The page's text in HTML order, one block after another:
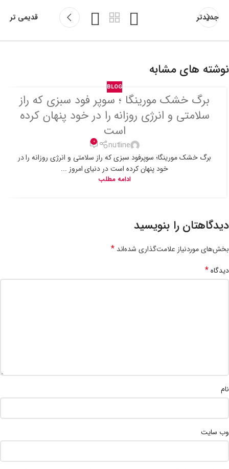
جدیدتر قدیمی تر
نوشته های مشابه
BLOG
برگ خشک مورینگا ؛ سوپر فود سبزی که راز
سلامتی و انرژی روزانه را در خود پنهان کرده
است
nutline
0
برگ خشک مورینگا؛ سوپرفود سبزی که راز سلامتی و انرژی روزانه را در
خود پنهان کرده است در دنیای امروز ...
ادامه مطلب
دیدگاهتان را بنویسید
بخش‌های موردنیاز علامت‌گذاری شده‌اند*
دیدگاه*
نام
وب‌ سایت